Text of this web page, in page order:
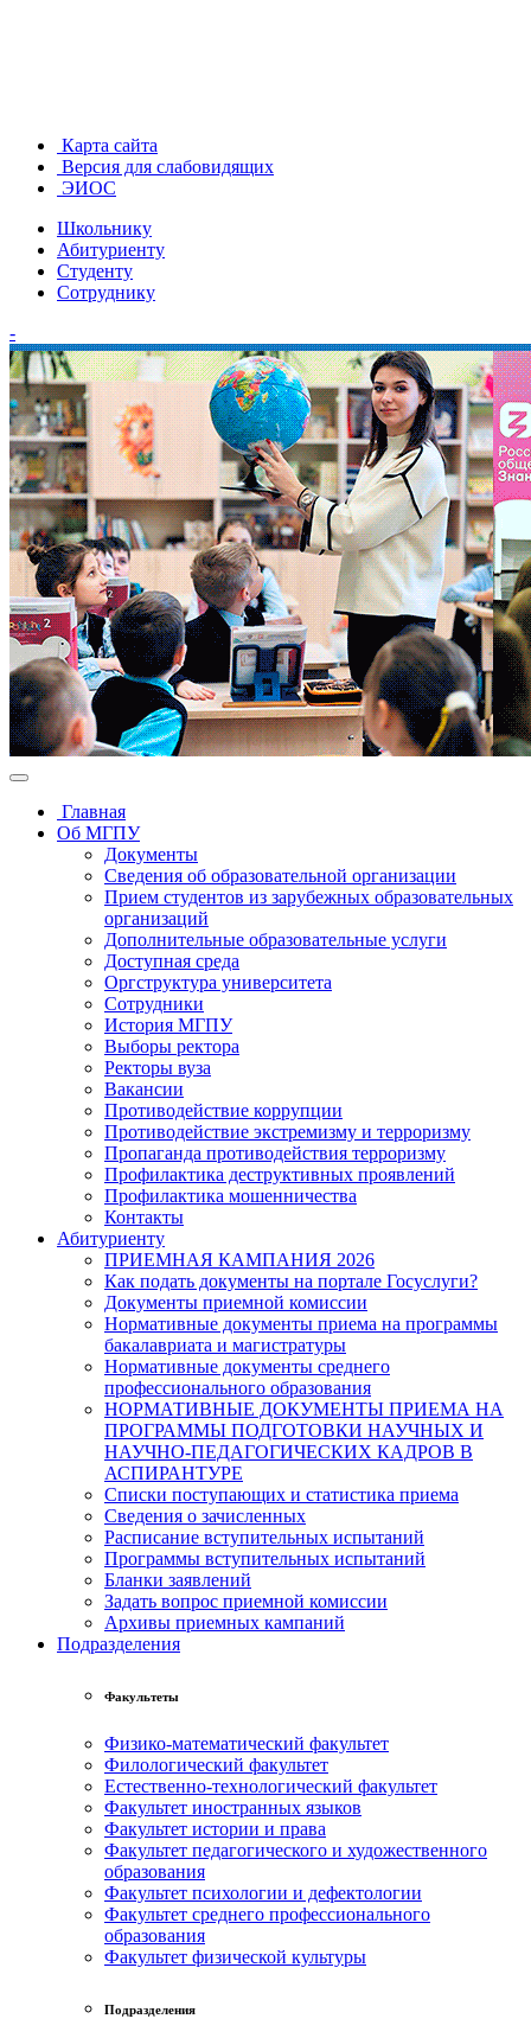
Карта сайта
Версия для слабовидящих
ЭИОС
Школьнику
Абитуриенту
Студенту
Сотруднику
-
Главная
Об МГПУ
Документы
Сведения об образовательной организации
Прием студентов из зарубежных образовательных
организаций
Дополнительные образовательные услуги
Доступная среда
Оргструктура университета
Сотрудники
История МГПУ
Выборы ректора
Ректоры вуза
Вакансии
Противодействие коррупции
Противодействие экстремизму и терроризму
Пропаганда противодействия терроризму
Профилактика деструктивных проявлений
Профилактика мошенничества
Контакты
Абитуриенту
ПРИЕМНАЯ КАМПАНИЯ 2026
Как подать документы на портале Госуслуги?
Документы приемной комиссии
Нормативные документы приема на программы
бакалавриата и магистратуры
Нормативные документы среднего
профессионального образования
НОРМАТИВНЫЕ ДОКУМЕНТЫ ПРИЕМА НА
ПРОГРАММЫ ПОДГОТОВКИ НАУЧНЫХ И
НАУЧНО-ПЕДАГОГИЧЕСКИХ КАДРОВ В
АСПИРАНТУРЕ
Списки поступающих и статистика приема
Сведения о зачисленных
Расписание вступительных испытаний
Программы вступительных испытаний
Бланки заявлений
Задать вопрос приемной комиссии
Архивы приемных кампаний
Подразделения
Факультеты
Физико-математический факультет
Филологический факультет
Естественно-технологический факультет
Факультет иностранных языков
Факультет истории и права
Факультет педагогического и художественного
образования
Факультет психологии и дефектологии
Факультет среднего профессионального
образования
Факультет физической культуры
Подразделения